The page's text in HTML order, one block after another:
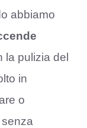
abbiamo
la pulizia del
in
o